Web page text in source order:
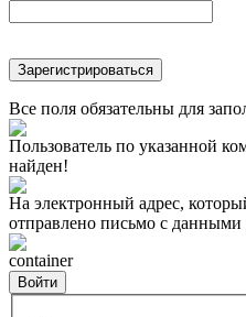
Зарегистрироваться
Все поля обязательны для
Пользователь по указанной
найден!
На электронный адрес,
отправлено письмо с данными
container
Войти